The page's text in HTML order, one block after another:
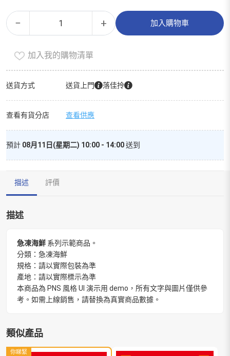
−
挪
威
魚
柳
量
+ 加入購物車
Alternative:
加入我的購物清單
送貨方式 送貨上門 落佳拎
查看有貨分店 查看供應
預計 08月11日(星期二) 10:00 - 14:00送到
描述 評價
描述
急凍海鮮 系列示範商品。
分類：急凍海鮮
規格：請以實際包裝為準
產地：請以實際標示為準
本商品為 PNS 風格 UI 演示用 demo，所有文字與圖片僅供參
考。如需上線銷售，請替換為真實商品數據。
類似產品
你睇緊